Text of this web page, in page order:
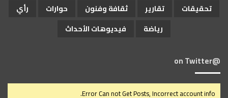
تحقيقات
تقارير ثقافة وفنون حوارات
رأي
رياضة
فيديوهات الأحداث
@on Twitter
Error Can not Get Posts, Incorrect account info.